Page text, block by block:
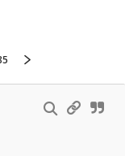
Overig
Lijf & Lijn